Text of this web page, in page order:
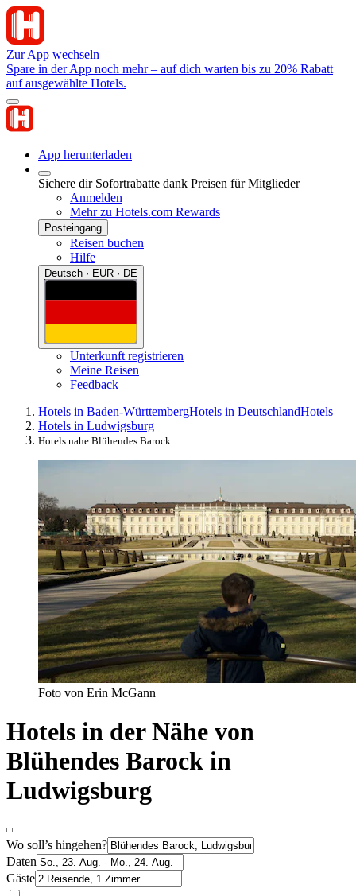
Zur App wechseln
Spare in der App noch mehr – auf dich warten bis zu 20% Rabatt
auf ausgewählte Hotels.
App herunterladen
Sichere dir Sofortrabatte dank Preisen für Mitglieder
Anmelden
Mehr zu Hotels.com Rewards
Posteingang
Reisen buchen
Hilfe
Deutsch · EUR · DE
Unterkunft registrieren
Meine Reisen
Feedback
Hotels in Baden-WürttembergHotels in DeutschlandHotels
Hotels in Ludwigsburg
Hotels nahe Blühendes Barock
Foto von Erin McGann
Hotels in der Nähe von
Blühendes Barock in
Ludwigsburg
Wo soll’s hingehen?
Daten
Gäste